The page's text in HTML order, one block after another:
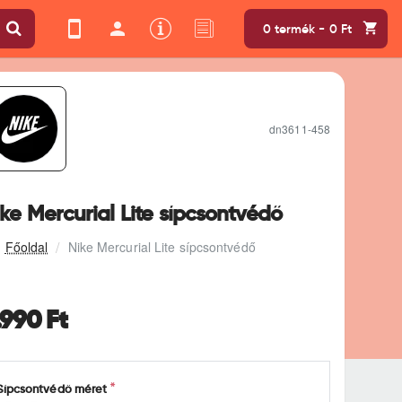
0 termék - 0 Ft
Nike Mercurial Lite sípcsontvédő
Mercurial Lite sípcsontvédő
dn3611-458
Ft
méret